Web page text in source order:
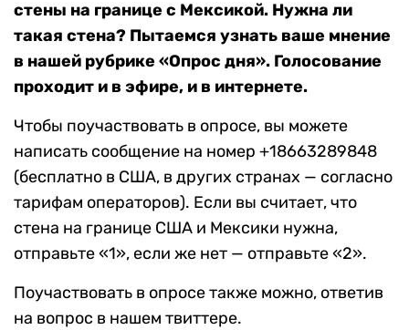
стены на границе с Мексикой. Нужна ли
такая стена? Пытаемся узнать ваше мнение
в нашей рубрике «Опрос дня». Голосование
проходит и в эфире, и в интернете.
Чтобы поучаствовать в опросе, вы можете
написать сообщение на номер +18663289848
(бесплатно в США, в других странах — согласно
тарифам операторов). Если вы считает, что
стена на границе США и Мексики нужна,
отправьте «1», если же нет — отправьте «2».
Поучаствовать в опросе также можно, ответив
на вопрос в нашем твиттере.